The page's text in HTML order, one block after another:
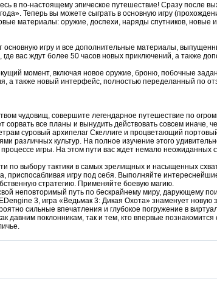
в по-настоящему эпическое путешествие! Сразу после
Теперь вы можете сыграть в основную игру
материалы: оружие, доспехи, наряды спутников, новые
основную игру и все дополнительные материалы,
вас ждут более 50 часов новых приключений, а также
момент, включая новое оружие, броню, побочные
а также новый интерфейс, полностью переделанный по
чудовищ, совершите легендарное путешествие по
все планы и вынудить действовать совсем иначе,
суровый архипелаг Скеллиге и процветающий
различных культур. На полное изучение этого
игры. На этом пути вас ждет немало
по выбору тактики в самых зрелищных и насыщенных
приспосабливая игру под себя. Выполняйте
стратегию. Применяйте боевую магию.
неповторимый путь по бескрайнему миру, дарующему
3, игра «Ведьмак 3: Дикая Охота» знаменует новую
сильные впечатления и глубокое погружение в
давним поклонникам, так и тем, кто впервые